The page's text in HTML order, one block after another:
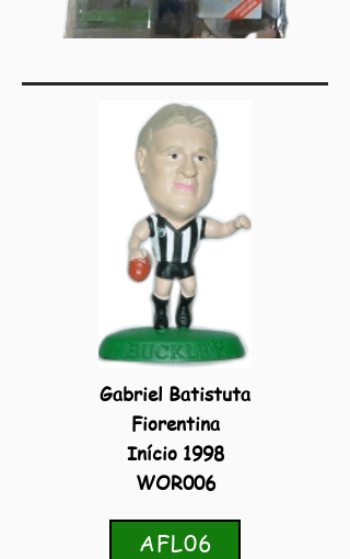
Gabriel Batistuta
Fiorentina
Início 1998
WOR006
AFL06